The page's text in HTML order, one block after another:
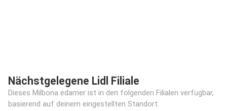
Nächstgelegene Lidl Filiale
Dieses Milbona edamer ist in den folgenden Filialen verfügbar,
basierend auf deinem eingestellten Standort: